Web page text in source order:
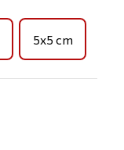
5x5 cm